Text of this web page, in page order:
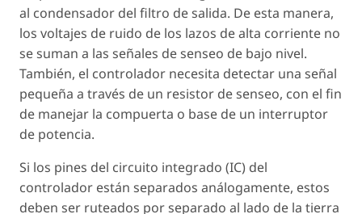
al condensador del filtro de salida. De esta manera,
los voltajes de ruido de los lazos de alta corriente no
se suman a las señales de senseo de bajo nivel.
También, el controlador necesita detectar una señal
pequeña a través de un resistor de senseo, con el fin
de manejar la compuerta o base de un interruptor
de potencia.
Si los pines del circuito integrado (IC) del
controlador están separados análogamente, estos
deben ser ruteados por separado al lado de la tierra